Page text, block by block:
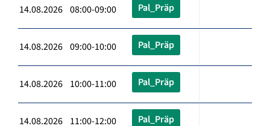
14.08.2026 08:00-09:00 Pal_Präp
14.08.2026 09:00-10:00 Pal_Präp
14.08.2026 10:00-11:00 Pal_Präp
14.08.2026 11:00-12:00 Pal_Präp